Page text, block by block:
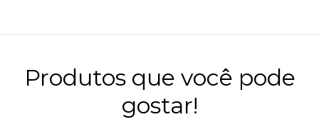
Produtos que você pode
gostar!